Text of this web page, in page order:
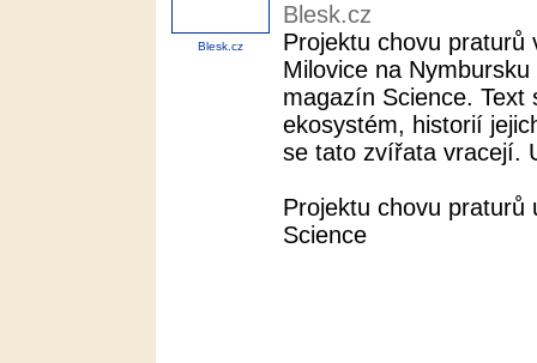
Blesk.cz
Blesk.cz
Projektu chovu praturů
Milovice na
magazín Science.
ekosystém, historií
se tato zvířata vracejí.
Projektu chovu praturů
Science